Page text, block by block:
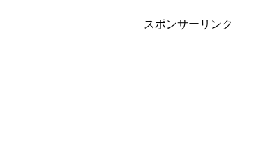
スポンサーリンク